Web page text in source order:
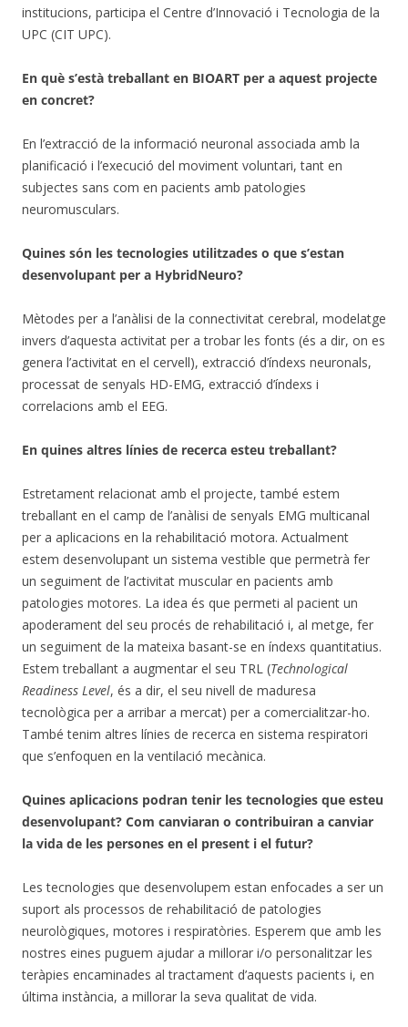
institucions, participa el Centre d’Innovació i Tecnologia de la
UPC (CIT UPC).
En què s’està treballant en BIOART per a aquest projecte
en concret?
En l’extracció de la informació neuronal associada amb la
planificació i l’execució del moviment voluntari, tant en
subjectes sans com en pacients amb patologies
neuromusculars.
Quines són les tecnologies utilitzades o que s’estan
desenvolupant per a HybridNeuro?
Mètodes per a l’anàlisi de la connectivitat cerebral, modelatge
invers d’aquesta activitat per a trobar les fonts (és a dir, on es
genera l’activitat en el cervell), extracció d’índexs neuronals,
processat de senyals HD-EMG, extracció d’índexs i
correlacions amb el EEG.
En quines altres línies de recerca esteu treballant?
Estretament relacionat amb el projecte, també estem
treballant en el camp de l’anàlisi de senyals EMG multicanal
per a aplicacions en la rehabilitació motora. Actualment
estem desenvolupant un sistema vestible que permetrà fer
un seguiment de l’activitat muscular en pacients amb
patologies motores. La idea és que permeti al pacient un
apoderament del seu procés de rehabilitació i, al metge, fer
un seguiment de la mateixa basant-se en índexs quantitatius.
Estem treballant a augmentar el seu TRL (Technological
Readiness Level, és a dir, el seu nivell de maduresa
tecnològica per a arribar a mercat) per a comercialitzar-ho.
També tenim altres línies de recerca en sistema respiratori
que s’enfoquen en la ventilació mecànica.
Quines aplicacions podran tenir les tecnologies que esteu
desenvolupant? Com canviaran o contribuiran a canviar
la vida de les persones en el present i el futur?
Les tecnologies que desenvolupem estan enfocades a ser un
suport als processos de rehabilitació de patologies
neurològiques, motores i respiratòries. Esperem que amb les
nostres eines puguem ajudar a millorar i/o personalitzar les
teràpies encaminades al tractament d’aquests pacients i, en
última instància, a millorar la seva qualitat de vida.